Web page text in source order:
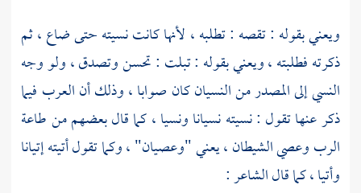
ويعني بقوله : تقصه : تطلبه ، لأنها كانت نسيته حتى ضاع ، ثم
ذكرته فطلبته ، ويعني بقوله : تبلت : تحسن وتصدق ، ولو وجه
النسي إلى المصدر من النسيان كان صوابا ، وذلك أن العرب فيما
ذكر عنها تقول : نسيته نسيانا ونسيا ، كما قال بعضهم من طاعة
الرب وعصي الشيطان ، يعني "وعصيان" ، وكما تقول أتيته إتيانا
وأتيا ، كما قال الشاعر :